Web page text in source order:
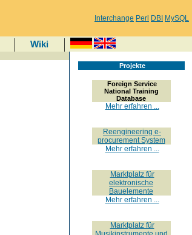
Interchange Perl DBI MySQL
Wiki
Projekte
Foreign Service
National Training
Database
Mehr erfahren ...
Reengineering e-
procurement System
Mehr erfahren ...
Marktplatz für
elektronische
Bauelemente
Mehr erfahren ...
Marktplatz für